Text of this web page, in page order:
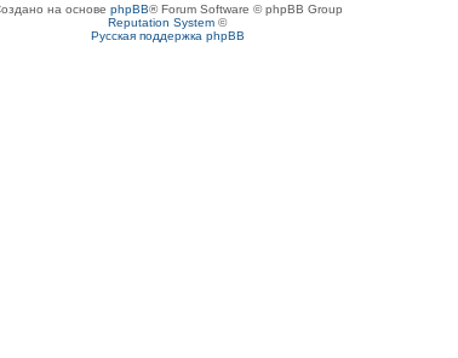
на основе phpBB® Forum Software © phpBB Group
Reputation System ©
Русская поддержка phpBB